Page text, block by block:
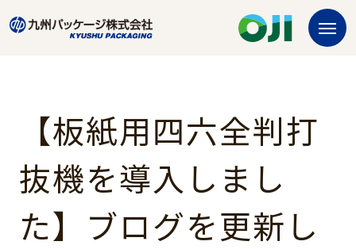
【板紙用四六全判打
抜機を導入しまし
た】ブログを更新し